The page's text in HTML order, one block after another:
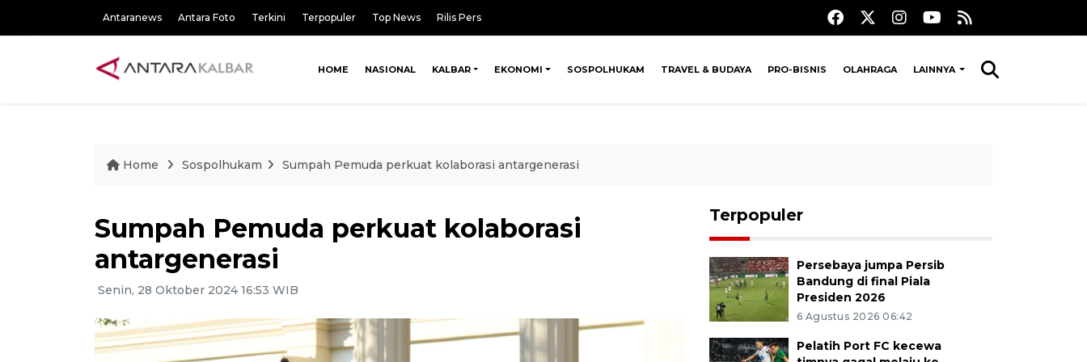
Antaranews Antara Foto Terkini Terpopuler Top News Rilis Pers
HOME NASIONAL KALBAR EKONOMI SOSPOLHUKAM TRAVEL & BUDAYA PRO-BISNIS OLAHRAGA LAINNYA
Home Sospolhukam Sumpah Pemuda perkuat kolaborasi antargenerasi
Sumpah Pemuda perkuat kolaborasi
antargenerasi
Senin, 28 Oktober 2024 16:53 WIB
Terpopuler
Persebaya jumpa Persib
Bandung di final Piala
Presiden 2026
6 Agustus 2026 06:42
Pelatih Port FC kecewa